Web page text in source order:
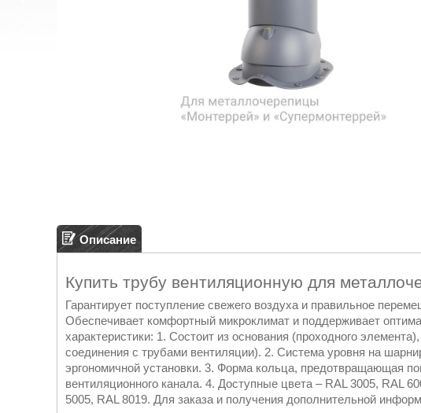
Описание
Купить трубу вентиляционную для
Гарантирует поступление свежего воздуха и правильное
Обеспечивает комфортный микроклимат и поддерживает
характеристики: 1. Состоит из основания (проходного
соединения с трубами вентиляции). 2. Система уровня на
эргономичной установки. 3. Форма кольца, предотвращающая
вентиляционного канала. 4. Доступные цвета – RAL 3005, RAL
5005, RAL 8019. Для заказа и получения дополнительной